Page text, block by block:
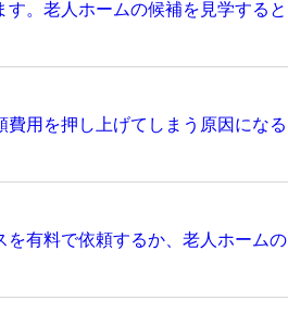
。老人ホームの候補を見学すると
用を押し上げてしまう原因になる
有料で依頼するか、老人ホームの